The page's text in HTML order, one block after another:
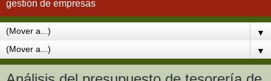
gestión de empresas
▼
▼